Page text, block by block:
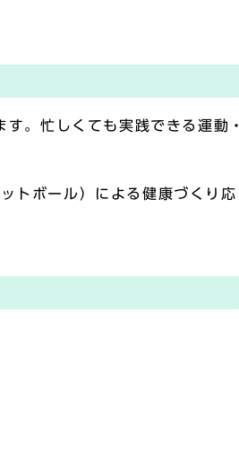
。忙しくても実践できる運動・
トボール）による健康づくり応